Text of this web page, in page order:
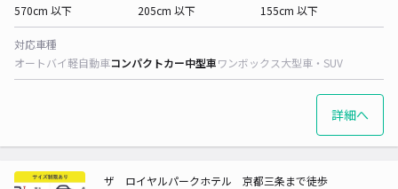
570cm 以下
205cm 以下
155cm 以下
対応車種
オートバイ軽自動車コンパクトカー中型車ワンボックス大型車・SUV
詳細へ
ザ ロイヤルパークホテル 京都三条まで徒歩